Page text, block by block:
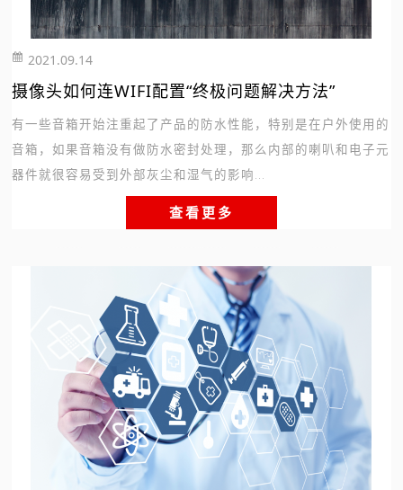
2021.09.14
摄像头如何连WIFI配置“终极问题解决方法”
有一些音箱开始注重起了产品的防水性能，特别是在户外使用的
音箱，如果音箱没有做防水密封处理，那么内部的喇叭和电子元
器件就很容易受到外部灰尘和湿气的影响...
查看更多